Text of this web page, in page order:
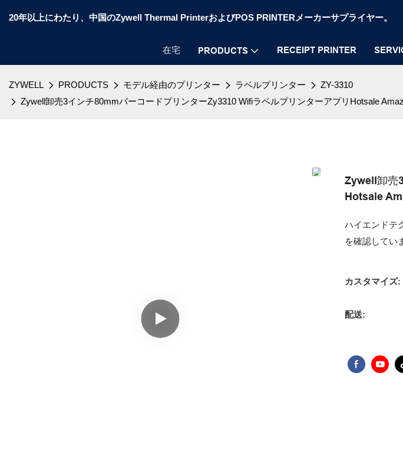
20年以上にわたり、中国のZywell Thermal PrinterおよびPOS PRINTERメーカーサプライヤー。
在宅 PRODUCTS RECEIPT PRINTER
ZYWELL PRODUCTS モデル経由のプリンター ラベルプリンター
ZY-3310
Zywell卸売3インチ80mmバーコードプリンターZy3310 WifiラベルプリンターアプリHotsale
Zywell卸売
Hotsale
ハイエンドテ
を確認してい
カスタマイズ:
配送: